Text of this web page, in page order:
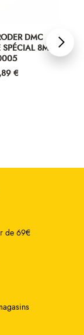
DMC
8M
€
de 69€